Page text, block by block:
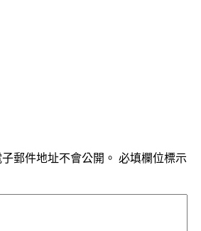
郵件地址不會公開。 必填欄位標示